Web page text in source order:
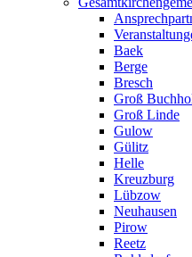
Baek
Berge
Bresch
Groß
Groß Linde
Gulow
Gülitz
Helle
Kreuzburg
Lübzow
Neuhausen
Pirow
Reetz